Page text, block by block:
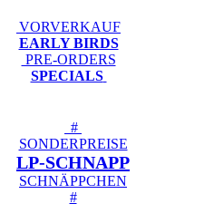
VORVERKAUF
EARLY BIRDS
PRE-ORDERS
SPECIALS
#
SONDERPREISE
LP-SCHNAPP
SCHNÄPPCHEN
#